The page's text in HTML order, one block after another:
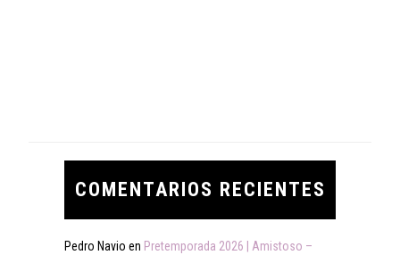
COMENTARIOS RECIENTES
Pedro Navio en Pretemporada 2026 | Amistoso –